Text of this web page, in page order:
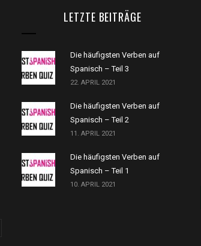
LETZTE BEITRÄGE
Die häufigsten Verben auf
Spanisch – Teil 3
22. APRIL 2021
Die häufigsten Verben auf
Spanisch – Teil 2
11. APRIL 2021
Die häufigsten Verben auf
Spanisch – Teil 1
10. APRIL 2021